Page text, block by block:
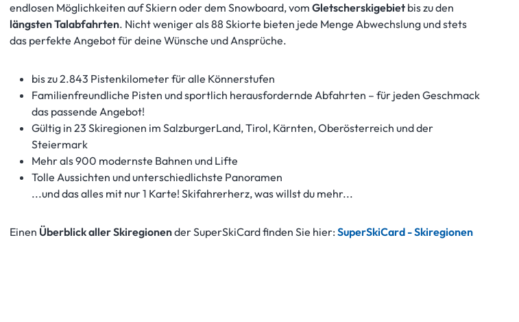
endlosen Möglichkeiten auf Skiern oder dem Snowboard, vomGletscherskigebiet bis zu den
längsten Talabfahrten. Nicht weniger als 88 Skiorte bieten jede Menge Abwechslung und stets
das perfekte Angebot für deine Wünsche und Ansprüche.
bis zu 2.843 Pistenkilometer für alle Könnerstufen
Familienfreundliche Pisten und sportlich herausfordernde Abfahrten – für jeden Geschmack
das passende Angebot!
Gültig in 23 Skiregionen im SalzburgerLand, Tirol, Kärnten, Oberösterreich und der
Steiermark
Mehr als 900 modernste Bahnen und Lifte
Tolle Aussichten und unterschiedlichste Panoramen
...und das alles mit nur 1 Karte! Skifahrerherz, was willst du mehr...
Einen Überblick aller Skiregionender SuperSkiCard finden Sie hier:SuperSkiCard - Skiregionen